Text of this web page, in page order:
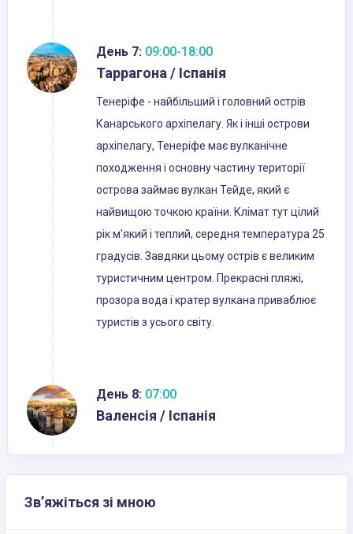
День 7: 09:00-18:00
Таррагона / Іспанія
Тенеріфе - найбільший і головний острів
Канарського архіпелагу. Як і інші острови
архіпелагу, Тенеріфе має вулканічне
походження і основну частину території
острова займає вулкан Тейде, який є
найвищою точкою країни. Клімат тут цілий
рік м'який і теплий, середня температура 25
градусів. Завдяки цьому острів є великим
туристичним центром. Прекрасні пляжі,
прозора вода і кратер вулкана приваблює
туристів з усього світу.
День 8: 07:00
Валенсія / Іспанія
Зв’яжіться зі мною